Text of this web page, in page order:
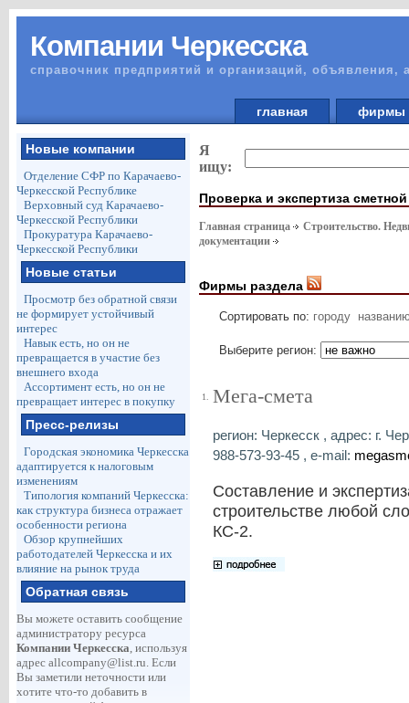
Компании Черкесска
справочник предприятий и организаций, объявления,
главная
Новые компании
Отделение СФР по Карачаево-
Черкесской Республике
Верховный суд Карачаево-
Черкесской Республики
Прокуратура Карачаево-
Черкесской Республики
Новые статьи
Просмотр без обратной связи
не формирует устойчивый
интерес
Навык есть, но он не
превращается в участие без
внешнего входа
Ассортимент есть, но он не
превращает интерес в покупку
Пресс-релизы
Городская экономика Черкесска
адаптируется к налоговым
изменениям
Типология компаний Черкесска:
как структура бизнеса отражает
особенности региона
Обзор крупнейших
работодателей Черкесска и их
влияние на рынок труда
Обратная связь
Вы можете оставить сообщение
администратору ресурса
Компании Черкесска, используя
адрес allcompany@list.ru. Если
Вы заметили неточности или
хотите что-то добавить в
Я
ищу:
Проверка и экспертиза
Главная страница
Строительство.
документации
Фирмы раздела
Сортировать по: городу
Выберите регион:
1. Мега-смета
регион: Черкесск , адрес: г.
988-573-93-45 , e-mail:
Составление и
строительстве любой
КС-2.